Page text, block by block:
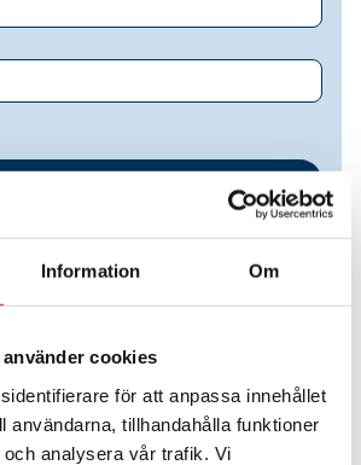
Information Om
cookies
för att anpassa innehållet
användarna, tillhandahålla funktioner
analysera vår trafik. Vi
AB